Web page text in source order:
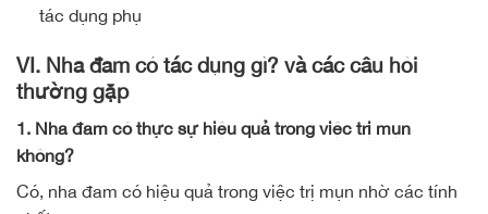
tác dụng phụ
VI. Nha đam có tác dụng gì? và các câu hỏi
thường gặp
1. Nha đam có thực sự hiệu quả trong việc trị mụn
không?
Có, nha đam có hiệu quả trong việc trị mụn nhờ các tính